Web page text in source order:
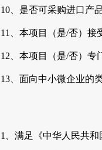
10、是否可采购进口产
11、本项目（是/否）接
12、本项目（是/否）专
13、面向中小微企业的
1、满足《中华人民共